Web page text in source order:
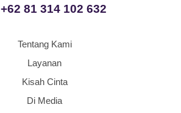
+62 81 314 102 632
Tentang Kami
Layanan
Kisah Cinta
Di Media